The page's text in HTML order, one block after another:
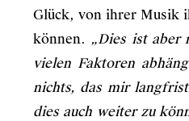
Glück, von ihrer Musik
können. „Dies ist aber
vielen Faktoren
nichts, das mir
dies auch weiter zu